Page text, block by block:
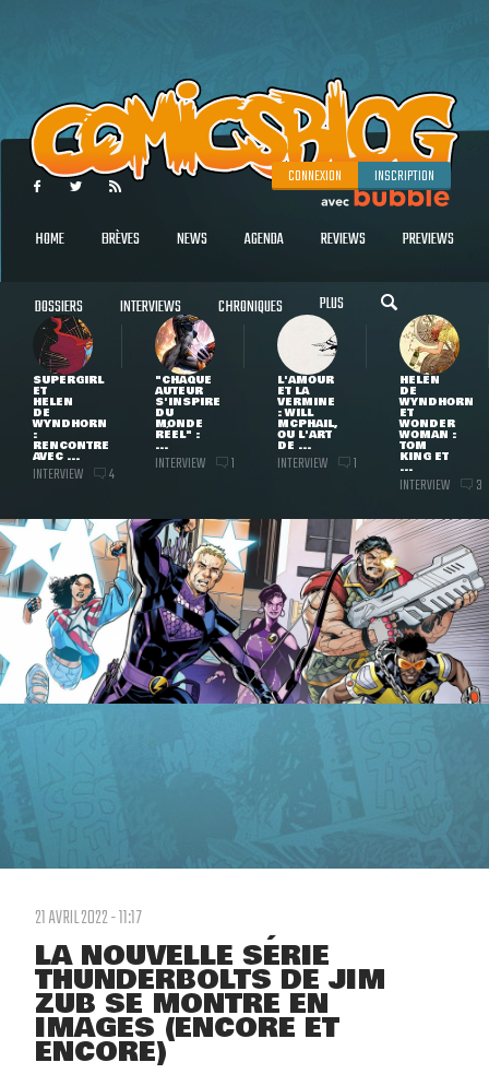
CONNEXION INSCRIPTION
HOME BRÈVES NEWS AGENDA REVIEWS PREVIEWS
DOSSIERS INTERVIEWS CHRONIQUES PLUS
SUPERGIRL
ET
HELEN
DE
WYNDHORN
:
RENCONTRE
AVEC ...
INTERVIEW 4
"CHAQUE
AUTEUR
S'INSPIRE
DU
MONDE
RÉEL" :
...
INTERVIEW 1
L'AMOUR
ET LA
VERMINE
: WILL
MCPHAIL,
OU L'ART
DE ...
INTERVIEW 1
HELEN
DE
WYNDHORN
ET
WONDER
WOMAN :
TOM
KING ET
...
INTERVIEW 3
21 AVRIL 2022 - 11:17
LA NOUVELLE SÉRIE
THUNDERBOLTS DE JIM
ZUB SE MONTRE EN
IMAGES (ENCORE ET
ENCORE)